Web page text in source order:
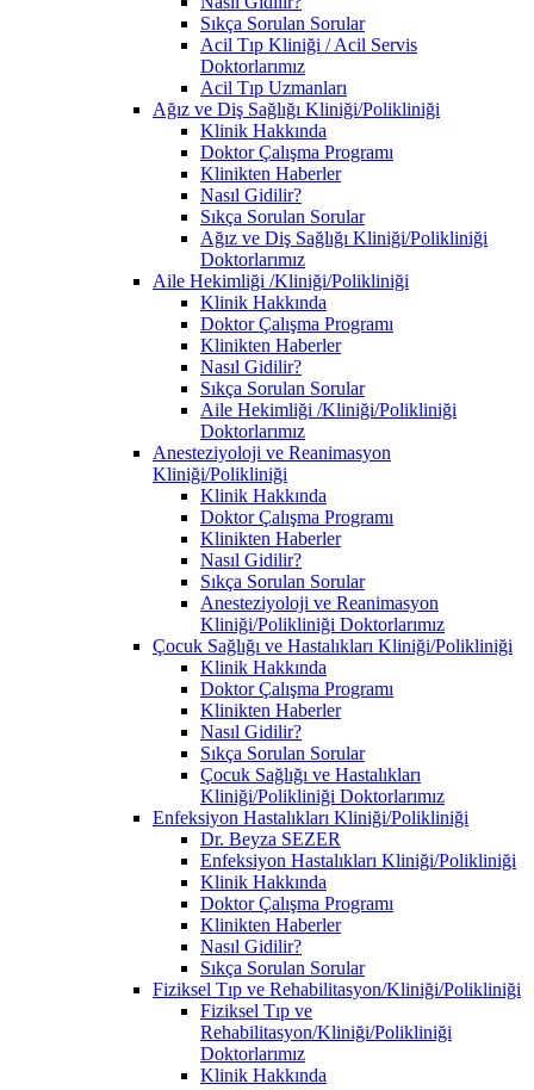
Sıkça Sorulan Sorular
Acil Tıp Kliniği / Acil Servis
Doktorlarımız
Acil Tıp Uzmanları
Ağız ve Diş Sağlığı Kliniği/Polikliniği
Klinik Hakkında
Doktor Çalışma Programı
Klinikten Haberler
Nasıl Gidilir?
Sıkça Sorulan Sorular
Ağız ve Diş Sağlığı Kliniği/Polikliniği
Doktorlarımız
Aile Hekimliği /Kliniği/Polikliniği
Klinik Hakkında
Doktor Çalışma Programı
Klinikten Haberler
Nasıl Gidilir?
Sıkça Sorulan Sorular
Aile Hekimliği /Kliniği/Polikliniği
Doktorlarımız
Anesteziyoloji ve Reanimasyon
Kliniği/Polikliniği
Klinik Hakkında
Doktor Çalışma Programı
Klinikten Haberler
Nasıl Gidilir?
Sıkça Sorulan Sorular
Anesteziyoloji ve Reanimasyon
Kliniği/Polikliniği Doktorlarımız
Çocuk Sağlığı ve Hastalıkları Kliniği/Polikliniği
Klinik Hakkında
Doktor Çalışma Programı
Klinikten Haberler
Nasıl Gidilir?
Sıkça Sorulan Sorular
Çocuk Sağlığı ve Hastalıkları
Kliniği/Polikliniği Doktorlarımız
Enfeksiyon Hastalıkları Kliniği/Polikliniği
Dr. Beyza SEZER
Enfeksiyon Hastalıkları Kliniği/Polikliniği
Klinik Hakkında
Doktor Çalışma Programı
Klinikten Haberler
Nasıl Gidilir?
Sıkça Sorulan Sorular
Fiziksel Tıp ve Rehabilitasyon/Kliniği/Polikliniği
Fiziksel Tıp ve
Rehabilitasyon/Kliniği/Polikliniği
Doktorlarımız
Klinik Hakkında